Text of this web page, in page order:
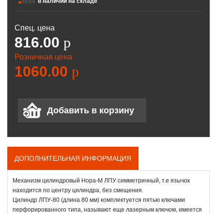
Спец. цена
816.00 p
Розничная цена
1060.00 p
ДОПОЛНИТЕЛЬНАЯ ИНФОРМАЦИЯ
Механизм цилиндровый Нора-М ЛПУ симметричный, т.е язычок
находится по центру цилиндра, без смещения.
Цилиндр ЛПУ-80 (длина 80 мм) комплектуется пятью ключами
перфорированного типа, называют еще лазерным ключом, имеется